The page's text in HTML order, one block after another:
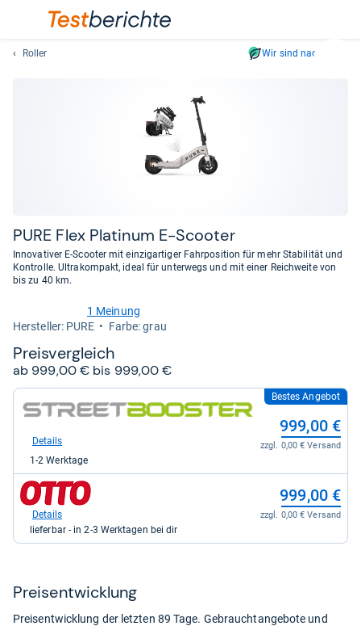
und
lassen
Roller Wir sind nachhaltig
PURE Flex Pla­ti­num E-​Scoo­ter
Innovativer E-Scooter mit einzigartiger Fahrposition für mehr Stabilität und
Kontrolle. Ultrakompakt, ideal für unterwegs und mit einer Reichweite von
bis zu 40 km.
von
5
Sternen
1 Meinung
Her­stel­ler: PURE
Farbe: grau
Preis­ver­gleich
ab 999,00 € bis 999,00 €
zum
Shop:
streetbooster.de
999,00
kaufen.
Bestes Angebot
999,00 €
zzgl. 0,00 € Versand
Details
1-2 Werktage
zum
Shop:
Otto.de
999,00 €
zzgl. 0,00 € Versand
Details
lieferbar - in 2-3 Werktagen bei dir
Preis­ent­wick­lung
Preisentwicklung der letzten 89 Tage. Gebrauchtangebote und